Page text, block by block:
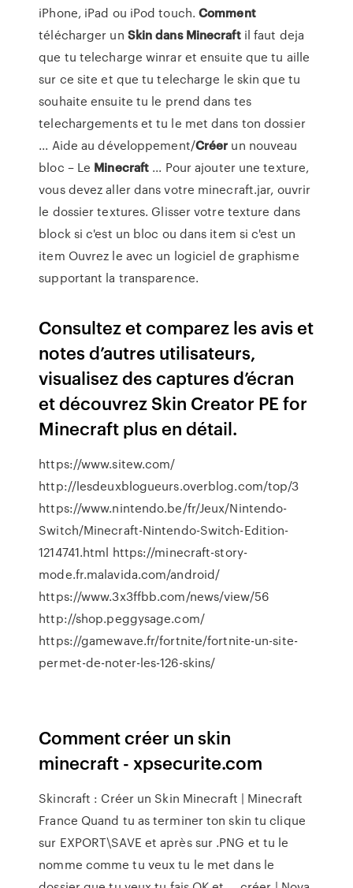
iPhone, iPad ou iPod touch.Comment
télécharger un Skin dans Minecraftil faut deja
que tu telecharge winrar et ensuite que tu aille
sur ce site et que tu telecharge le skin que tu
souhaite ensuite tu le prend dans tes
telechargements et tu le met dans ton dossier
... Aide au développement/Créer un nouveau
bloc – Le Minecraft ... Pour ajouter une texture,
vous devez aller dans votre minecraft.jar, ouvrir
le dossier textures. Glisser votre texture dans
block si c'est un bloc ou dans item si c'est un
item Ouvrez le avec un logiciel de graphisme
supportant la transparence.
‎Consultez et comparez les avis et
notes d’autres utilisateurs,
visualisez des captures d’écran
et découvrez Skin Creator PE for
Minecraft plus en détail.
https://www.sitew.com/
http://lesdeuxblogueurs.overblog.com/top/3
https://www.nintendo.be/fr/Jeux/Nintendo-
Switch/Minecraft-Nintendo-Switch-Edition-
1214741.html https://minecraft-story-
mode.fr.malavida.com/android/
https://www.3x3ffbb.com/news/view/56
http://shop.peggysage.com/
https://gamewave.fr/fortnite/fortnite-un-site-
permet-de-noter-les-126-skins/
Comment créer un skin
minecraft - xpsecurite.com
Skincraft : Créer un Skin Minecraft | Minecraft
France Quand tu as terminer ton skin tu clique
sur EXPORT\SAVE et après sur .PNG et tu le
nomme comme tu veux tu le met dans le